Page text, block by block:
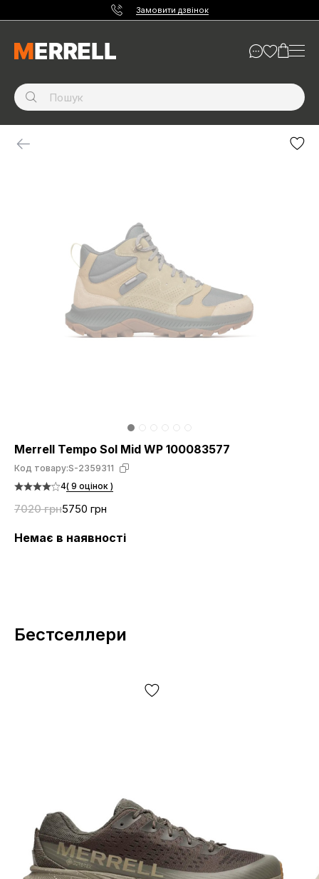
Замовити дзвінок
Merrell Tempo Sol Mid WP 100083577
Код товару:S-2359311
4( 9 оцінок )
7020 грн5750 грн
Немає в наявності
Бестселлери